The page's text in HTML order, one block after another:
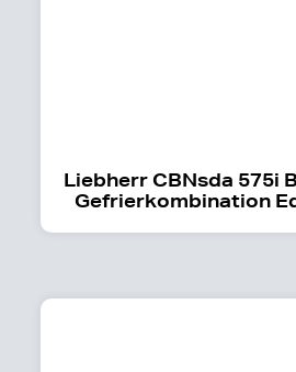
Liebherr CBNsda 575i
Gefrierkombination